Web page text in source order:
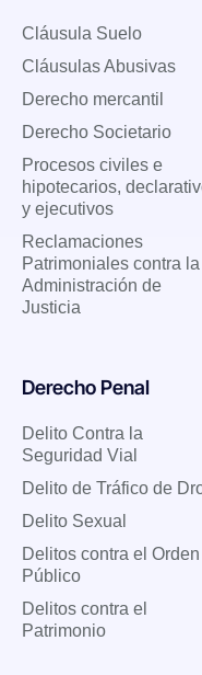
Cláusula Suelo
Cláusulas Abusivas
Derecho mercantil
Derecho Societario
Procesos civiles e
hipotecarios,
y ejecutivos
Reclamaciones
Patrimoniales contra la
Administración de
Justicia
Derecho Penal
Delito Contra la
Seguridad Vial
Delito de Tráfico de
Delito Sexual
Delitos contra el Orden
Público
Delitos contra el
Patrimonio